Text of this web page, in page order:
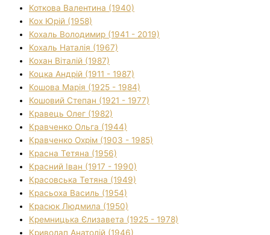
Коткова Валентина (1940)
Кох Юрій (1958)
Кохаль Володимир (1941 - 2019)
Кохаль Наталія (1967)
Кохан Віталій (1987)
Коцка Андрій (1911 - 1987)
Кошова Марія (1925 - 1984)
Кошовий Степан (1921 - 1977)
Кравець Олег (1982)
Кравченко Ольга (1944)
Кравченко Охрім (1903 - 1985)
Красна Тетяна (1956)
Красний Іван (1917 - 1990)
Красовська Тетяна (1949)
Красьоха Василь (1954)
Красюк Людмила (1950)
Кремницька Єлизавета (1925 - 1978)
Криволап Анатолій (1946)